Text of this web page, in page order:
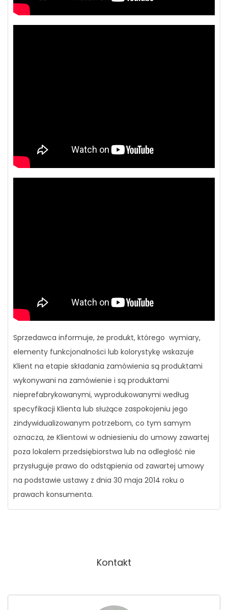
Sprzedawca informuje, że produkt, którego wymiary,
elementy funkcjonalności lub kolorystykę wskazuje
Klient na etapie składania zamówienia są produktami
wykonywani na zamówienie i są produktami
nieprefabrykowanymi, wyprodukowanymi według
specyfikacji Klienta lub służące zaspokojeniu jego
zindywidualizowanym potrzebom, co tym samym
oznacza, że Klientowi w odniesieniu do umowy zawartej
poza lokalem przedsiębiorstwa lub na odległość nie
przysługuje prawo do odstąpienia od zawartej umowy
na podstawie ustawy z dnia 30 maja 2014 roku o
prawach konsumenta.
Kontakt